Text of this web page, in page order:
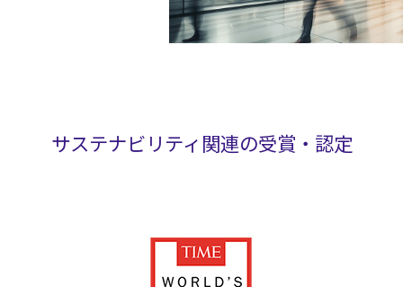
サステナビリティ関連の受賞・認定